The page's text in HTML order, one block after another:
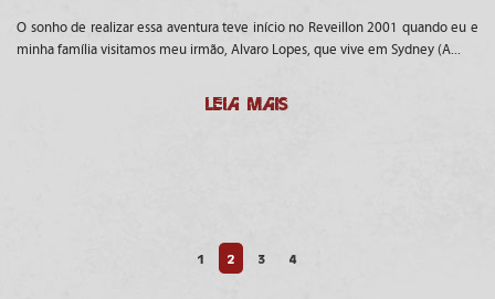
O sonho de realizar essa aventura teve início no Reveillon 2001 quando eu e
minha família visitamos meu irmão, Alvaro Lopes, que vive em Sydney (A...
LEIA MAIS
1 2 3 4